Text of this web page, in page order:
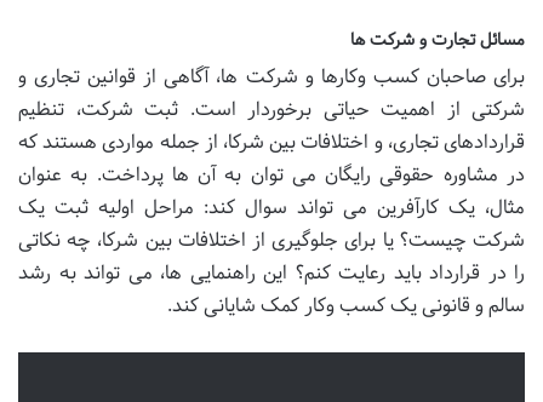
مسائل تجارت و شرکت ها
برای صاحبان کسب وکارها و شرکت ها، آگاهی از قوانین تجاری و
شرکتی از اهمیت حیاتی برخوردار است. ثبت شرکت، تنظیم
قراردادهای تجاری، و اختلافات بین شرکا، از جمله مواردی هستند که
در مشاوره حقوقی رایگان می توان به آن ها پرداخت. به عنوان
مثال، یک کارآفرین می تواند سوال کند: مراحل اولیه ثبت یک
شرکت چیست؟ یا برای جلوگیری از اختلافات بین شرکا، چه نکاتی
را در قرارداد باید رعایت کنم؟ این راهنمایی ها، می تواند به رشد
سالم و قانونی یک کسب وکار کمک شایانی کند.